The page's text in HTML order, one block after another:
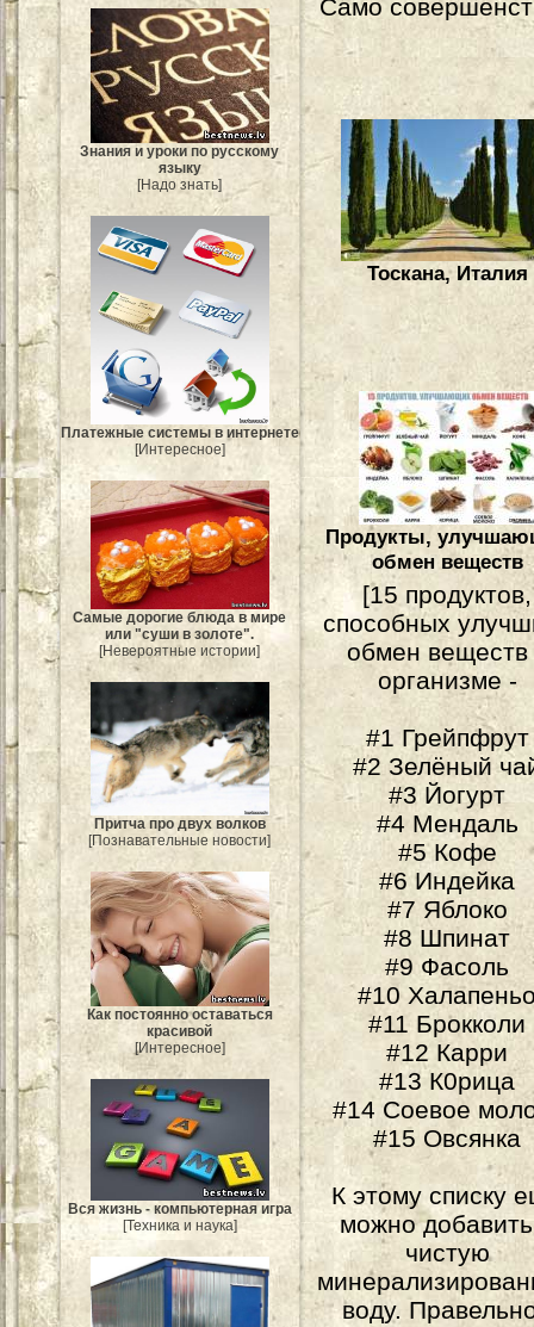
Знания и уроки по русскому
языку
[Надо знать]
Платежные системы в интернете
[Интересное]
Самые дорогие блюда в мире
или "суши в золоте".
[Невероятные истории]
Притча про двух волков
[Познавательные новости]
Как постоянно оставаться
красивой
[Интересное]
Вся жизнь - компьютерная игра
[Техника и наука]
Само
Тоскана, Италия
Продукты,
обмен веществ
[15 продуктов,
способных
обмен веществ
организме -
#1 Грейпфрут
#2 Зелёный
#3 Йогурт
#4 Мендаль
#5 Кофе
#6 Индейка
#7 Яблоко
#8 Шпинат
#9 Фасоль
#10
#11 Брокколи
#12 Карри
#13 К0рица
#14 Соевое
#15 Овсянка
К этому списку
можно
чистую
воду.